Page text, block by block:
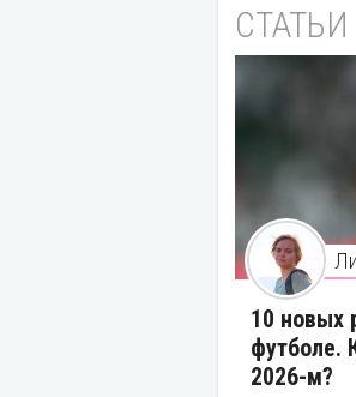
СТАТЬИ
10 новых
футболе.
2026-м?